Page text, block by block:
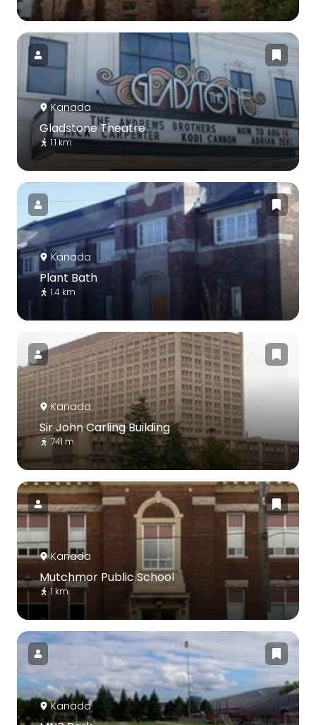
Kanada
Gladstone Theatre
1.1 km
Kanada
Plant Bath
1.4 km
Kanada
Sir John Carling Building
741 m
Kanada
Mutchmor Public School
1 km
Kanada